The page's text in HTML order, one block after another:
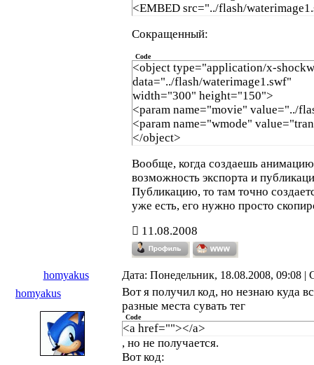
<EMBED src="../flash/
WIDTH="300"
TYPE="application/x-shockwave-
PLUGINSPAGE="http://
shockwave/download/index.cgi?
</EMBED>
</OBJECT>
Сокращенный:
Code
<object type="application/x-
data="../flash/waterimage1.swf"
width="300" height="150">
<param name="movie" value="../
<param name="wmode"
</object>
Вообще, когда создаешь
возможность экспорта и
Публикацию, то там точно
уже есть, его нужно просто
11.08.2008
homyakus
Дата: Понедельник, 18.08.2008, 09:08
homyakus
Вот я получил код, но незнаю куда
разные места сувать тег
Code
<a href=""></a>
, но не получается.
Вот код: